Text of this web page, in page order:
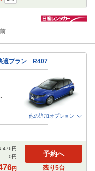
適プラン R407
他の追加オプション
円
0円
円
予約へ
残り5台